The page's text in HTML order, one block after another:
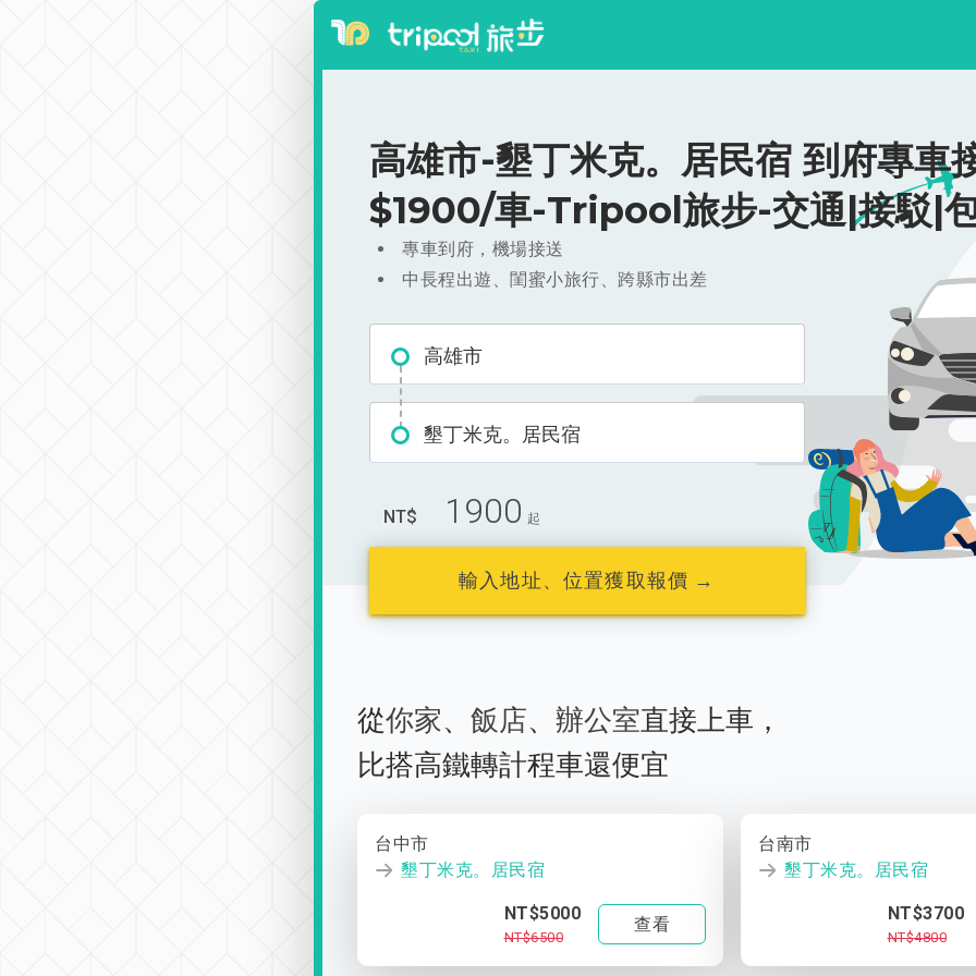
高雄市-墾丁米克。居民宿 到府專車
$1900/車-Tripool旅步-交通|接駁|
專車到府，機場接送
中長程出遊、閨蜜小旅行、跨縣市出差
高雄市
墾丁米克。居民宿
NT$ 1900 起
輸入地址、位置獲取報價 →
從你家、 飯店、 辦公室直接上車，
比搭高鐵轉計程車還便宜
台中市
墾丁米克。居民宿
NT$5000
NT$6500
查看
台南市
墾丁米克。居民宿
NT$3700
NT$4800